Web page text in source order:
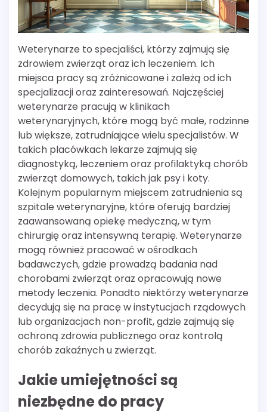
Weterynarze to specjaliści, którzy zajmują się
zdrowiem zwierząt oraz ich leczeniem. Ich
miejsca pracy są zróżnicowane i zależą od ich
specjalizacji oraz zainteresowań. Najczęściej
weterynarze pracują w klinikach
weterynaryjnych, które mogą być małe, rodzinne
lub większe, zatrudniające wielu specjalistów. W
takich placówkach lekarze zajmują się
diagnostyką, leczeniem oraz profilaktyką chorób
zwierząt domowych, takich jak psy i koty.
Kolejnym popularnym miejscem zatrudnienia są
szpitale weterynaryjne, które oferują bardziej
zaawansowaną opiekę medyczną, w tym
chirurgię oraz intensywną terapię. Weterynarze
mogą również pracować w ośrodkach
badawczych, gdzie prowadzą badania nad
chorobami zwierząt oraz opracowują nowe
metody leczenia. Ponadto niektórzy weterynarze
decydują się na pracę w instytucjach rządowych
lub organizacjach non-profit, gdzie zajmują się
ochroną zdrowia publicznego oraz kontrolą
chorób zakaźnych u zwierząt.
Jakie umiejętności są
niezbędne do pracy